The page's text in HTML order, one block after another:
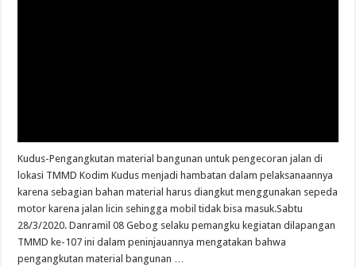
Kudus-Pengangkutan material bangunan untuk pengecoran jalan di
lokasi TMMD Kodim Kudus menjadi hambatan dalam pelaksanaannya
karena sebagian bahan material harus diangkut menggunakan sepeda
motor karena jalan licin sehingga mobil tidak bisa masuk.Sabtu
28/3/2020. Danramil 08 Gebog selaku pemangku kegiatan dilapangan
TMMD ke-107 ini dalam peninjauannya mengatakan bahwa
pengangkutan material bangunan …